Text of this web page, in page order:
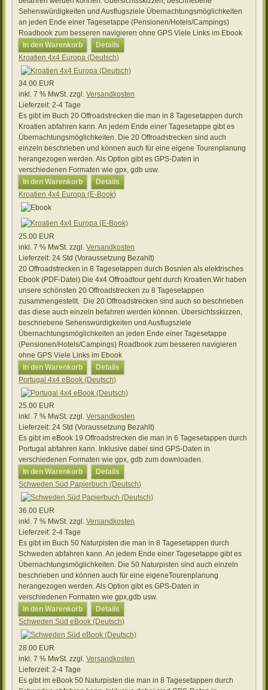
Sehenswürdigkeiten und Ausflugsziele Übernachtungsmöglichkeiten
an jeden Ende einer Tagesetappe (Pensionen/Hotels/Campings)
Roadbook zum besseren navigieren ohne GPS Viele Links im Ebook
In den Warenkorb
Details
Kroatien 4x4 Europa (Deutsch)
34.00 EUR
inkl. 7 % MwSt. zzgl.Versandkosten
Lieferzeit:2-4 Tage
Es gibt im Buch 20 Offroadstrecken die man in 8 Tagesetappen durch
Kroatien abfahren kann. An jedem Ende einer Tagesetappe gibt es
Übernachtungsmöglichkeiten. Die 20 Offroadstrecken sind auch
einzeln beschrieben und können auch für eine eigene Tourenplanung
herangezogen werden. Als Option gibt es GPS-Daten in
verschiedenen Formaten wie gpx, gdb usw.
In den Warenkorb
Details
Kroatien 4x4 Europa (E-Book)
25.00 EUR
inkl. 7 % MwSt. zzgl.Versandkosten
Lieferzeit:24 Std (Voraussetzung Bezahlt)
20 Offroadstrecken in 8 Tagesetappen durch Bosnien als elektrisches
Ebook (PDF-Datei) Die 4x4 Offroadtour geht durch Kroatien.Wir haben
unsere schönsten 20 Offroadstrecken zu 8 Tagesetappen
zusammengestellt. Die 20 Offroadstrecken sind auch so beschrieben
das diese auch einzeln befahren werden können. Übersichtsskizzen,
beschriebene Sehenswürdigkeiten und Ausflugsziele
Übernachtungsmöglichkeiten an jeden Ende einer Tagesetappe
(Pensionen/Hotels/Campings) Roadbook zum besseren navigieren
ohne GPS Viele Links im Ebook
In den Warenkorb
Details
Portugal 4x4 eBook (Deutsch)
25.00 EUR
inkl. 7 % MwSt. zzgl.Versandkosten
Lieferzeit:24 Std (Voraussetzung Bezahlt)
Es gibt im eBook 19 Offroadstrecken die man in 6 Tagesetappen durch
Portugal abfahren kann. Inklusive dabei sind GPS-Daten in
verschiedenen Formaten wie gpx, gdb zum downloaden.
In den Warenkorb
Details
Schweden Süd Papierbuch (Deutsch)
36.00 EUR
inkl. 7 % MwSt. zzgl.Versandkosten
Lieferzeit:2-4 Tage
Es gibt im Buch 50 Naturpisten die man in 8 Tagesetappen durch
Schweden abfahren kann. An jedem Ende einer Tagesetappe gibt es
Übernachtungsmöglichkeiten. Die 50 Naturpisten sind auch einzeln
beschrieben und können auch für eine eigeneTourenplanung
herangezogen werden. Als Option gibt es GPS-Daten in
verschiedenen Formaten wie gpx,gdb usw.
In den Warenkorb
Details
Schweden Süd eBook (Deutsch)
28.00 EUR
inkl. 7 % MwSt. zzgl.Versandkosten
Lieferzeit:2-4 Tage
Es gibt im eBook 50 Naturpisten die man in 8 Tagesetappen durch